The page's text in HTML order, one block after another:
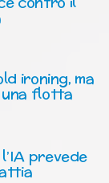
ironing, ma
una flotta
prevede